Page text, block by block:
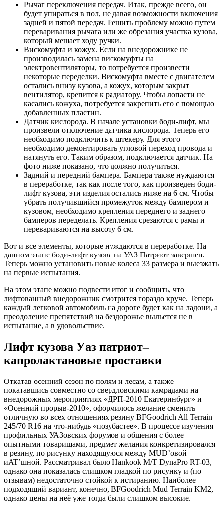
Рычаг переключения передач. Итак, прежде всего, он
будет упираться в пол, не давая возможности включения
задней и пятой передач. Решить проблему можно путем
переваривания рычага или же обрезания участка кузова,
который мешает ходу ручки.
Вискомуфта и кожух. Если на внедорожнике не
производилась замена вискомуфты на
электровентиляторы, то потребуется произвести
некоторые переделки. Вискомуфта вместе с двигателем
остались внизу кузова, а кожух, которым закрыт
вентилятор, крепится к радиатору. Чтобы лопасти не
касались кожуха, потребуется закрепить его с помощью
добавленных пластин.
Датчик кислорода. В начале установки боди-лифт, мы
произвели отключение датчика кислорода. Теперь его
необходимо подключить к штекеру. Для этого
необходимо демонтировать угловой переход провода и
натянуть его. Таким образом, подключается датчик. На
фото ниже показано, что должно получиться.
Задний и передний бампера. Бампера также нуждаются
в переработке, так как после того, как произведен боди-
лифт кузова, эти изделия остались ниже на 6 см. Чтобы
убрать получившийся промежуток между бампером и
кузовом, необходимо крепления переднего и заднего
бамперов переделать. Крепления срезаются с рамы и
перевариваются на высоту 6 см.
Вот и все элементы, которые нуждаются в переработке. На
данном этапе боди-лифт кузова на УАЗ Патриот завершен.
Теперь можно установить новые колеса 33 размера и выезжать
на первые испытания.
На этом этапе можно подвести итог и сообщить, что
лифтованный внедорожник смотрится гораздо круче. Теперь
каждый легковой автомобиль на дороге будет как на ладони, а
преодоление препятствий на бездорожье выльется не в
испытание, а в удовольствие.
Лифт кузова Уаз патриот–
капролактановые проставки
Откатав осенний сезон по полям и лесам, а также
покатавшись совместно со свердловскими камрадами на
внедорожных мероприятиях «ДРП-2010 Екатеринбург» и
«Осенний прорыв-2010», оформилось желание сменить
отличную во всех отношениях резину BFGoodrich All Terrain
245/70 R16 на что-нибудь «позубастее». В процессе изучения
профильных УАЗовских форумов и общения с более
опытными товарищами, предмет желания конкретизировался
в резину, по рисунку находящуюся между MUD’овой
иAT’шной. Рассматривал было Hankook M/T DynaPro RT-03,
однако она показалась слишком гладкой по рисунку и (по
отзывам) недостаточно стойкой к истиранию. Наиболее
подходящий вариант, конечно, BFGoodrich Mud Terrain KM2,
однако цены на неё уже тогда были слишком высокие.